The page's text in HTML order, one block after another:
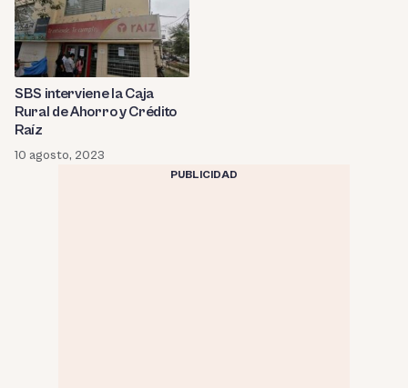
SBS interviene la Caja
Rural de Ahorro y Crédito
Raíz
10 agosto, 2023
PUBLICIDAD